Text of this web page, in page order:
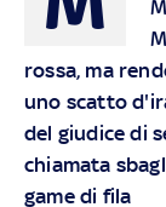
rossa, ma
uno scatto
del giudice di
chiamata
game di fila